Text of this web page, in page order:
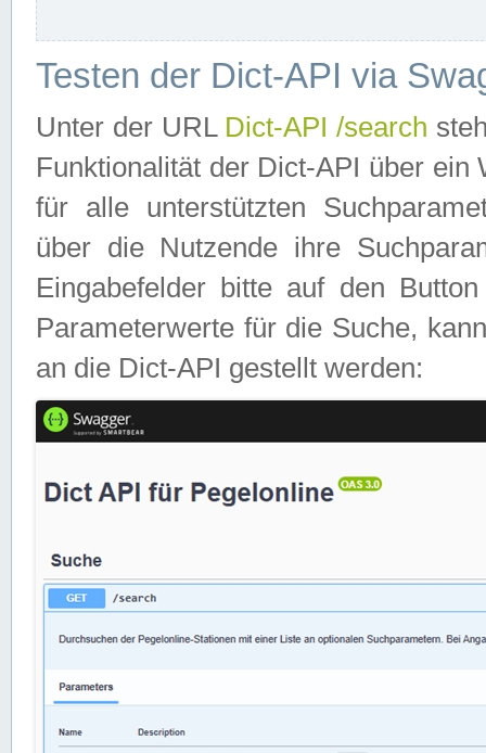
Testen der Dict-API via
Unter der URL Dict-API /search
Funktionalität der Dict-API über
für alle unterstützten
über die Nutzende ihre
Eingabefelder bitte auf den
Parameterwerte für die Suche,
an die Dict-API gestellt werden: